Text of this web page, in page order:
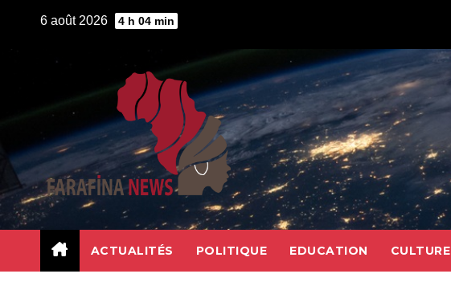
6 août 2026 4 h 04 min
ACTUALITÉS POLITIQUE EDUCATION CULTURE